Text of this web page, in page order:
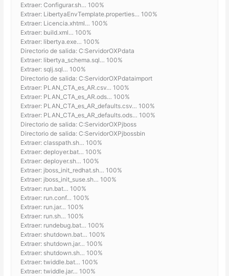
Extraer: Configurar.sh… 100%
Extraer: LibertyaEnvTemplate.properties… 100%
Extraer: Licencia.xhtml… 100%
Extraer: build.xml… 100%
Extraer: libertya.exe… 100%
Directorio de salida: C:ServidorOXPdata
Extraer: libertya_schema.sql… 100%
Extraer: sqlj.sql… 100%
Directorio de salida: C:ServidorOXPdataimport
Extraer: PLAN_CTA_es_AR.csv… 100%
Extraer: PLAN_CTA_es_AR.ods… 100%
Extraer: PLAN_CTA_es_AR_defaults.csv… 100%
Extraer: PLAN_CTA_es_AR_defaults.ods… 100%
Directorio de salida: C:ServidorOXPjboss
Directorio de salida: C:ServidorOXPjbossbin
Extraer: classpath.sh… 100%
Extraer: deployer.bat… 100%
Extraer: deployer.sh… 100%
Extraer: jboss_init_redhat.sh… 100%
Extraer: jboss_init_suse.sh… 100%
Extraer: run.bat… 100%
Extraer: run.conf… 100%
Extraer: run.jar… 100%
Extraer: run.sh… 100%
Extraer: rundebug.bat… 100%
Extraer: shutdown.bat… 100%
Extraer: shutdown.jar… 100%
Extraer: shutdown.sh… 100%
Extraer: twiddle.bat… 100%
Extraer: twiddle.jar… 100%